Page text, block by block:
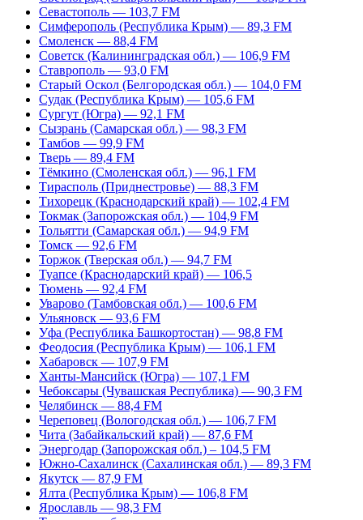
Севастополь — 103,7 FM
Симферополь (Республика Крым) — 89,3 FM
Смоленск — 88,4 FM
Советск (Калининградская обл.) — 106,9 FM
Ставрополь — 93,0 FM
Старый Оскол (Белгородская обл.) — 104,0 FM
Судак (Республика Крым) — 105,6 FM
Сургут (Югра) — 92,1 FM
Сызрань (Самарская обл.) — 98,3 FM
Тамбов — 99,9 FM
Тверь — 89,4 FM
Тёмкино (Смоленская обл.) — 96,1 FM
Тирасполь (Приднестровье) — 88,3 FM
Тихорецк (Краснодарский край) — 102,4 FM
Токмак (Запорожская обл.) — 104,9 FM
Тольятти (Самарская обл.) — 94,9 FM
Томск — 92,6 FM
Торжок (Тверская обл.) — 94,7 FM
Туапсе (Краснодарский край) — 106,5
Тюмень — 92,4 FM
Уварово (Тамбовская обл.) — 100,6 FM
Ульяновск — 93,6 FM
Уфа (Республика Башкортостан) — 98,8 FM
Феодосия (Республика Крым) — 106,1 FM
Хабаровск — 107,9 FM
Ханты-Мансийск (Югра) — 107,1 FM
Чебоксары (Чувашская Республика) — 90,3 FM
Челябинск — 88,4 FM
Череповец (Вологодская обл.) — 106,7 FM
Чита (Забайкальский край) — 87,6 FM
Энергодар (Запорожская обл.) – 104,5 FM
Южно-Сахалинск (Сахалинская обл.) — 89,3 FM
Якутск — 87,9 FM
Ялта (Республика Крым) — 106,8 FM
Ярославль — 98,3 FM